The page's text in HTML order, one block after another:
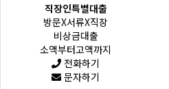
직장인특별대출
방문X서류X직장
비상금대출
소액부터고액까지
전화하기
문자하기